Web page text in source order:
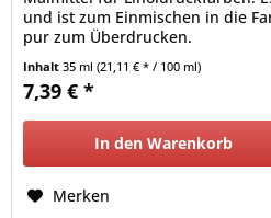
und ist zum Einmischen in die
pur zum Überdrucken.
Inhalt35 ml(21,11 € * / 100 ml)
7,39 € *
In den Warenkorb
Merken